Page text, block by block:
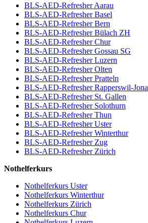
BLS-AED-Refresher Aarau
BLS-AED-Refresher Basel
BLS-AED-Refresher Bern
BLS-AED-Refresher Bülach ZH
BLS-AED-Refresher Chur
BLS-AED-Refresher Gossau SG
BLS-AED-Refresher Luzern
BLS-AED-Refresher Olten
BLS-AED-Refresher Pratteln
BLS-AED-Refresher Rapperswil-Jona
BLS-AED-Refresher St. Gallen
BLS-AED-Refresher Solothurn
BLS-AED-Refresher Thun
BLS-AED-Refresher Uster
BLS-AED-Refresher Winterthur
BLS-AED-Refresher Zug
BLS-AED-Refresher Zürich
Nothelferkurs
Nothelferkurs Uster
Nothelferkurs Winterthur
Nothelferkurs Zürich
Nothelferkurs Chur